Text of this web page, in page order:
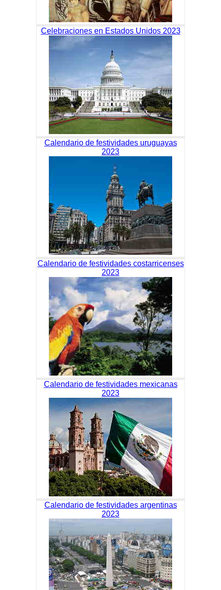
Celebraciones en Estados Unidos 2023
Calendario de festividades uruguayas
2023
Calendario de festividades costarricenses
2023
Calendario de festividades mexicanas
2023
Calendario de festividades argentinas
2023